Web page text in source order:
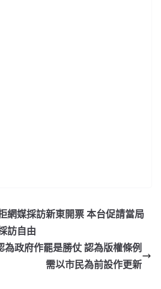
網媒採訪新東開票 本台促請當局
訪自由
政府作罷是勝仗 認為版權條例
需以市民為前設作更新